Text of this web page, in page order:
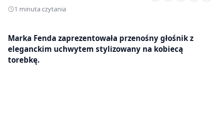
1 minuta czytania
Marka Fenda zaprezentowała przenośny głośnik z
eleganckim uchwytem stylizowany na kobiecą
torebkę.